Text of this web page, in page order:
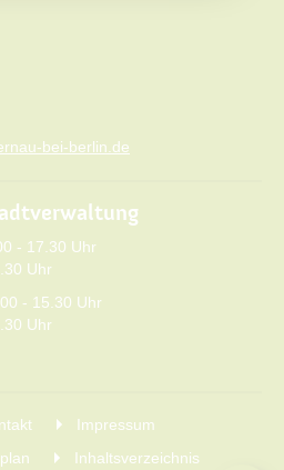
bei-berlin.de
- 17.30 Uhr
Uhr
- 15.30 Uhr
Uhr
Impressum
Inhaltsverzeichnis